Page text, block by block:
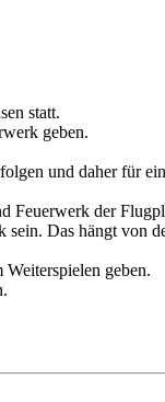
statt.
geben.
und daher für
Feuerwerk der
Das hängt von
geben.